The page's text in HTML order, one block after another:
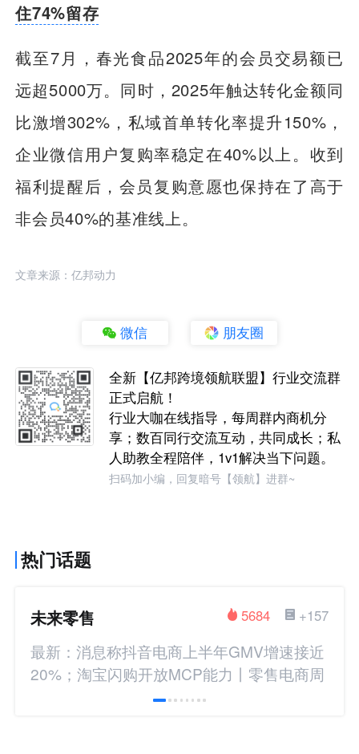
住74%留存
截至7月，春光食品2025年的会员交易额已
远超5000万。同时，2025年触达转化金额同
比激增302%，私域首单转化率提升150%，
企业微信用户复购率稳定在40%以上。收到
福利提醒后，会员复购意愿也保持在了高于
非会员40%的基准线上。
文章来源：亿邦动力
微信 朋友圈
全新【亿邦跨境领航联盟】行业交流群
正式启航！
行业大咖在线指导，每周群内商机分
享；数百同行交流互动，共同成长；私
人助教全程陪伴，1v1解决当下问题。
扫码加小编，回复暗号【领航】进群~
热门话题
未来零售 +157
5684
最新：消息称抖音电商上半年GMV增速接近
20%；淘宝闪购开放MCP能力丨零售电商周